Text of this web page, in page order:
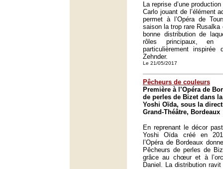
La reprise d’une
Carlo jouant de l’élément
permet à l’Opéra de
saison la trop rare
bonne distribution de
rôles principaux, en
particulièrement
Zehnder.
Le 21/05/2017
Pêcheurs de couleurs
Première à l’Opéra de
de perles de Bizet dans
Yoshi Oïda, sous la
Grand-Théâtre, Bordeaux
En reprenant le décor
Yoshi Oïda créé en
l’Opéra de Bordeaux
Pêcheurs de perles de
grâce au chœur et à
Daniel. La distribution